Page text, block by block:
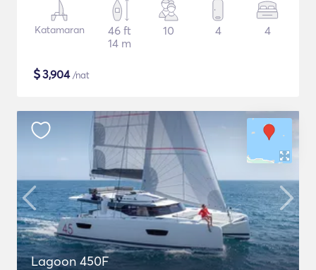
Katamaran
46 ft
14 m
10 4 4
$3,904/nat
Lagoon 450F